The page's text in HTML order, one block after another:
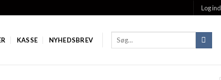
Log ind
KASSE NYHEDSBREV